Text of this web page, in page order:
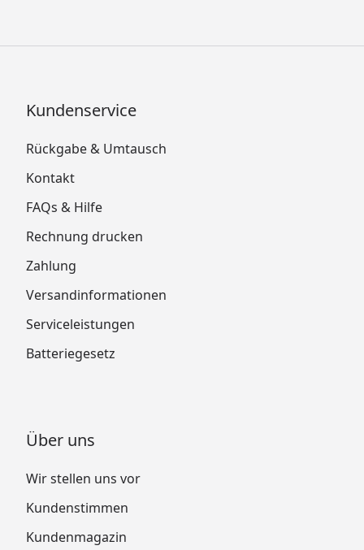
Kundenservice
Rückgabe & Umtausch
Kontakt
FAQs & Hilfe
Rechnung drucken
Zahlung
Versandinformationen
Serviceleistungen
Batteriegesetz
Über uns
Wir stellen uns vor
Kundenstimmen
Kundenmagazin